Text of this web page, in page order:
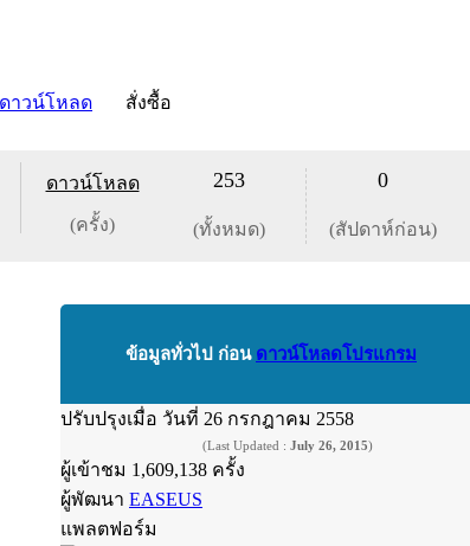
ดาวน์โหลด สั่งซื้อ
ดาวน์โหลด
(ครั้ง)
253
(ทั้งหมด)
0
(สัปดาห์ก่อน)
ข้อมูลทั่วไป ก่อน ดาวน์โหลดโปรแกรม
ปรับปรุงเมื่อ วันที่ 26 กรกฎาคม 2558
(Last Updated : July 26, 2015)
ผู้เข้าชม 1,609,138 ครั้ง
ผู้พัฒนา EASEUS
แพลตฟอร์ม